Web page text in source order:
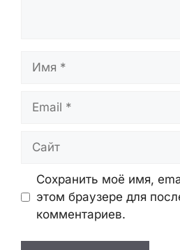
Сохранить моё имя,
этом браузере для
комментариев.